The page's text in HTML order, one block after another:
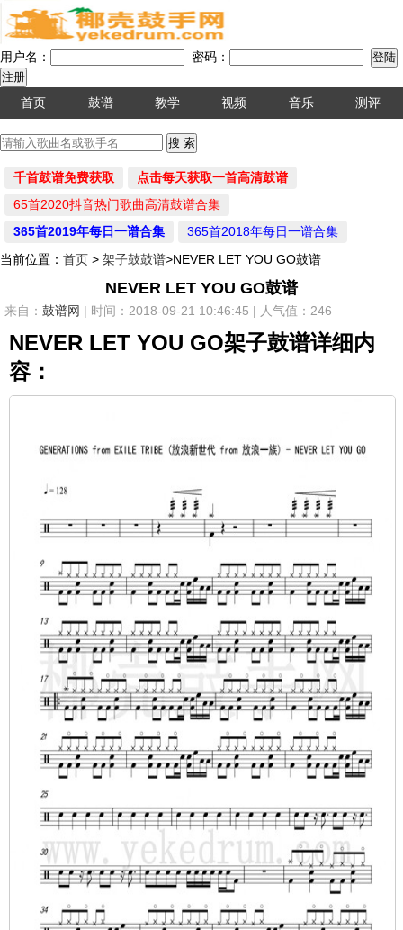
用户名： 密码：
首页 鼓谱 教学 视频 音乐 测评
千首鼓谱免费获取
点击每天获取一首高清鼓谱
65首2020抖音热门歌曲高清鼓谱合集
365首2019年每日一谱合集
365首2018年每日一谱合集
当前位置： 首页 > 架子鼓鼓谱>NEVER LET YOU GO鼓谱
NEVER LET YOU GO鼓谱
来自： 鼓谱网 | 时间：2018-09-21 10:46:45 | 人气值：246
NEVER LET YOU GO架子鼓谱详细内
容：